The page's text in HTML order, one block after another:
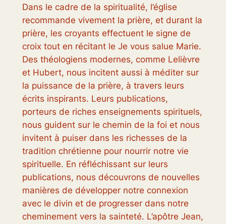
Dans le cadre de la spiritualité, l’église
recommande vivement la prière, et durant la
prière, les croyants effectuent le signe de
croix tout en récitant le Je vous salue Marie.
Des théologiens modernes, comme Lelièvre
et Hubert, nous incitent aussi à méditer sur
la puissance de la prière, à travers leurs
écrits inspirants. Leurs publications,
porteurs de riches enseignements spirituels,
nous guident sur le chemin de la foi et nous
invitent à puiser dans les richesses de la
tradition chrétienne pour nourrir notre vie
spirituelle. En réfléchissant sur leurs
publications, nous découvrons de nouvelles
manières de développer notre connexion
avec le divin et de progresser dans notre
cheminement vers la sainteté. L’apôtre Jean,